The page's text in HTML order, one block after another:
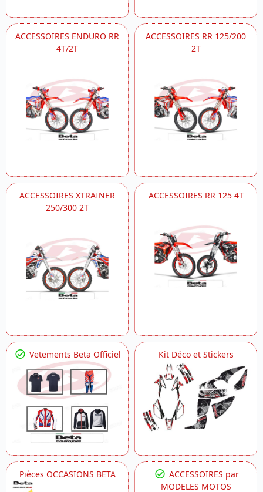
ACCESSOIRES ENDURO RR
4T/2T
ACCESSOIRES RR 125/200
2T
ACCESSOIRES XTRAINER
250/300 2T
ACCESSOIRES RR 125 4T
Vetements Beta Officiel Kit Déco et Stickers
Pièces OCCASIONS BETA
ACCESSOIRES par
MODELES MOTOS